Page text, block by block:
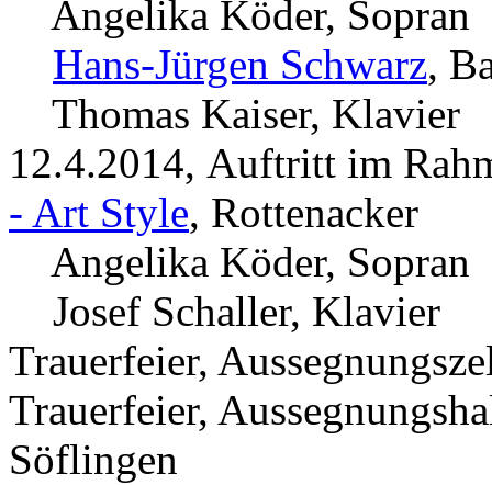
Angelika Köder, Sopran
Hans-Jürgen Schwarz,
Thomas Kaiser, Klavier
12.4.2014, Auftritt im
- Art Style, Rottenacker
Angelika Köder, Sopran
Josef Schaller, Klavier
Trauerfeier,
Trauerfeier,
Söflingen